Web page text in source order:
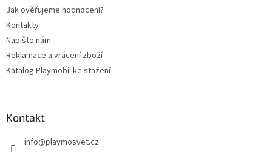
Jak ověřujeme hodnocení?
Kontakty
Napište nám
Reklamace a vrácení zboží
Katalog Playmobil ke stažení
Kontakt
info@playmosvet.cz